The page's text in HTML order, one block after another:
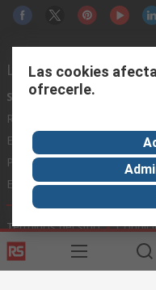
Links de ayuda
Servicios
Registrarse
Entrega
Pago
Exportar
En el
Grupo
ESG
Términos del sitio
privacidad
Cookie Policy
Las cookies
ofrecerle.